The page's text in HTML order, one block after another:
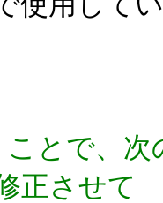
とで、次
正させて